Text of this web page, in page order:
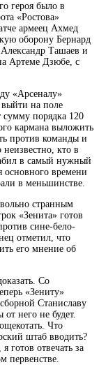
героя было в
«Ростова»
армеец Ахмед
оборону Бернард
Ташаев и
Артеме Дзюбе, с
«Арсеналу»
на поле
сумму порядка 120
кармана выложить
против команды и
кто в
в самый нужный
основного времени
в меньшинстве.
странным
«Зенита» готов
сине-бело-
отметил, что
его мнение об
Со
«Зениту»
Станиславу
него не будет.
Что
штаб вводить?
готов отвечать за
первенстве.